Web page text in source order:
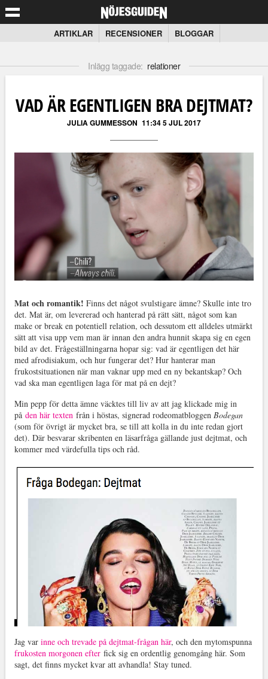
ARTIKLAR RECENSIONER BLOGGAR
Inlägg taggade: relationer
VAD ÄR EGENTLIGEN BRA DEJTMAT?
JULIA GUMMESSON 11:34 5 JUL 2017
Mat och romantik! Finns det något svulstigare ämne? Skulle inte tro
det. Mat är, om levererad och hanterad på rätt sätt, något som kan
make or break en potentiell relation, och dessutom ett alldeles utmärkt
sätt att visa upp vem man är innan den andra hunnit skapa sig en egen
bild av det. Frågeställningarna hopar sig: vad är egentligen det här
med afrodisiakum, och hur fungerar det? Hur hanterar man
frukostsituationen när man vaknar upp med en ny bekantskap? Och
vad ska man egentligen laga för mat på en dejt?
Min pepp för detta ämne väcktes till liv av att jag klickade mig in
på den här textenfrån i höstas, signerad rodeomatbloggen Bodegan
(som för övrigt är mycket bra, se till att kolla in du inte redan gjort
det). Där besvarar skribenten en läsarfråga gällande just dejtmat, och
kommer med värdefulla tips och råd.
Jag var inne och trevade på dejtmat-frågan här, och den mytomspunna
frukosten morgonen efterfick sig en ordentlig genomgång här. Som
sagt, det finns mycket kvar att avhandla! Stay tuned.